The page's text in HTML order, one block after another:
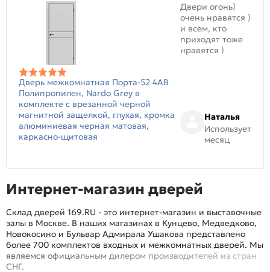
Дверь межкомнатная Порта-52 4AB
Полипропилен, Nardo Grey в
комплекте с врезанной черной
магнитной защелкой, глухая, кромка
алюминиевая черная матовая,
каркасно-щитовая
Двери огонь)
очень нравятся )
и всем, кто
приходят тоже
нравятся )
Наталья
Использует
месяц
Интернет-магазин дверей
Склад дверей 169.RU - это интернет-магазин и выставочные
залы в Москве. В наших магазинах в Кунцево, Медведково,
Новокосино и Бульвар Адмирала Ушакова представлено
более 700 комплектов входных и межкомнатных дверей. Мы
являемся официальным дилером производителей из стран
СНГ.